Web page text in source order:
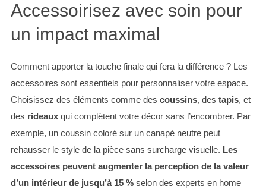
Accessoirisez avec soin pour
un impact maximal
Comment apporter la touche finale qui fera la différence ? Les
accessoires sont essentiels pour personnaliser votre espace.
Choisissez des éléments comme des coussins, des tapis, et
des rideauxqui complètent votre décor sans l’encombrer. Par
exemple, un coussin coloré sur un canapé neutre peut
rehausser le style de la pièce sans surcharge visuelle. Les
accessoires peuvent augmenter la perception de la valeur
d’un intérieur de jusqu’à 15 %selon des experts en home